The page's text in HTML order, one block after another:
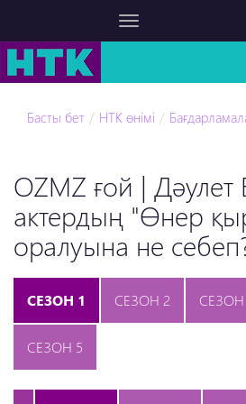
Басты бет НТК өнімі
OZMZ ғой |
актердың "Өнер
оралуына не
СЕЗОН 1 СЕЗОН 2 СЕЗОН
СЕЗОН 5